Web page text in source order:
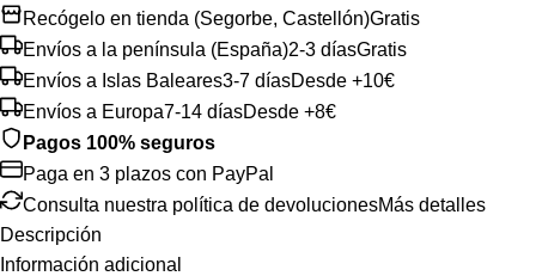
Recógelo en tienda (Segorbe, Castellón)Gratis
Envíos a la península (España)2-3 díasGratis
Envíos a Islas Baleares3-7 díasDesde +10€
Envíos a Europa7-14 díasDesde +8€
Pagos 100% seguros
Paga en 3 plazos con PayPal
Consulta nuestra política de devolucionesMás detalles
Descripción
Información adicional